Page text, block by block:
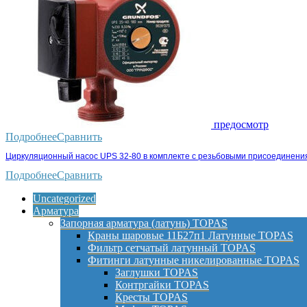
предосмотр
ПодробнееСравнить
Циркуляционный насос UPS 32-80 в комплекте с резьбовыми
ПодробнееСравнить
Uncategorized
Арматура
Запорная арматура (латунь) TOPAS
Краны шаровые 11Б27п1 Латунные TOPAS
Фильтр сетчатый латунный TOPAS
Фитинги латунные никелированные TOPAS
Заглушки TOPAS
Контргайки TOPAS
Кресты TOPAS